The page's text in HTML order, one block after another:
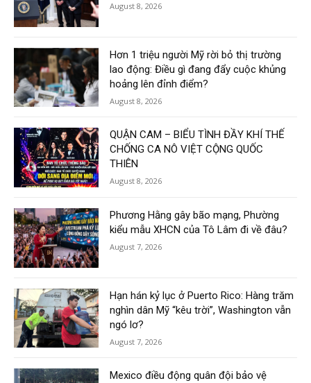
August 8, 2026
Hơn 1 triệu người Mỹ rời bỏ thị trường
lao động: Điều gì đang đẩy cuộc khủng
hoảng lên đỉnh điểm?
August 8, 2026
QUẬN CAM – BIỂU TÌNH ĐẦY KHÍ THẾ
CHỐNG CA NÔ VIỆT CỘNG QUỐC
THIÊN
August 8, 2026
Phương Hằng gây bão mạng, Phường
kiểu mẫu XHCN của Tô Lâm đi về đâu?
August 7, 2026
Hạn hán kỷ lục ở Puerto Rico: Hàng trăm
nghìn dân Mỹ “kêu trời”, Washington vẫn
ngó lơ?
August 7, 2026
Mexico điều động quân đội bảo vệ